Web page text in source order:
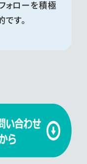
ォローを積極
す。